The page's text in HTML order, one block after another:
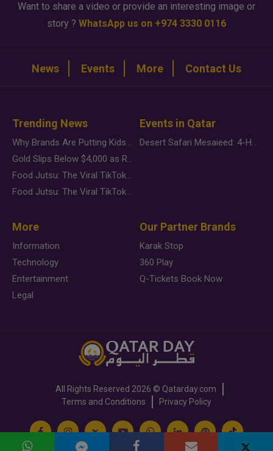
Want to share a video or provide an interesting image or
story ? WhatsApp us on +974 3330 0116
News Events More Contact Us
Trending News
Why Brands Are Putting Kids Behind the Camera in a New Instagram Trend
Gold Slips Below $4,000 as Rate Fears Trump Geopolitical Risk
Food Jutsu: The Viral TikTok Trend Taking Over Social Media
Food Jutsu: The Viral TikTok Trend Taking Over Social Media
Events in Qatar
Desert Safari Mesaieed: 4-Hour Dunes & Inland Sea Adventure
More
Information
Technology
Entertainment
Legal
Our Partner Brands
Karak Stop
360 Play
Q-Tickets Book Now
All Rights Reserved 2026 © Qatarday.com
Terms and Conditions
Privacy Policy